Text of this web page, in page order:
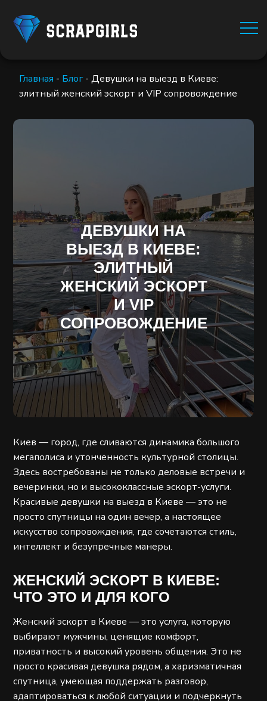
Главная - Блог-Девушки на выезд в Киеве:
элитный женский эскорт и VIP сопровождение
ДЕВУШКИ НА
ВЫЕЗД В КИЕВЕ:
ЭЛИТНЫЙ
ЖЕНСКИЙ ЭСКОРТ
И VIP
СОПРОВОЖДЕНИЕ
Киев — город, где сливаются динамика большого
мегаполиса и утонченность культурной столицы.
Здесь востребованы не только деловые встречи и
вечеринки, но и высококлассные эскорт-услуги.
Красивые девушки на выезд в Киеве — это не
просто спутницы на один вечер, а настоящее
искусство сопровождения, где сочетаются стиль,
интеллект и безупречные манеры.
ЖЕНСКИЙ ЭСКОРТ В КИЕВЕ:
ЧТО ЭТО И ДЛЯ КОГО
Женский эскорт в Киеве — это услуга, которую
выбирают мужчины, ценящие комфорт,
приватность и высокий уровень общения. Это не
просто красивая девушка рядом, а харизматичная
спутница, умеющая поддержать разговор,
адаптироваться к любой ситуации и подчеркнуть